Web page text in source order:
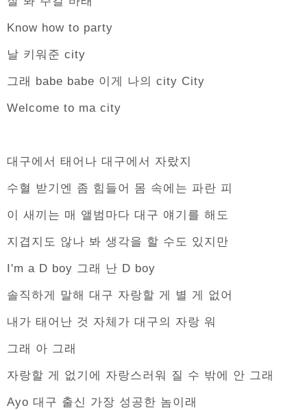
Know how to party
날 키워준 city
그래 babe babe 이게 나의 city City
Welcome to ma city
대구에서 태어나 대구에서 자랐지
수혈 받기엔 좀 힘들어 몸 속에는 파란 피
이 새끼는 매 앨범마다 대구 얘기를 해도
지겹지도 않나 봐 생각을 할 수도 있지만
I'm a D boy 그래 난 D boy
솔직하게 말해 대구 자랑할 게 별 게 없어
내가 태어난 것 자체가 대구의 자랑 워
그래 아 그래
자랑할 게 없기에 자랑스러워 질 수 밖에 안 그래
Ayo 대구 출신 가장 성공한 놈이래